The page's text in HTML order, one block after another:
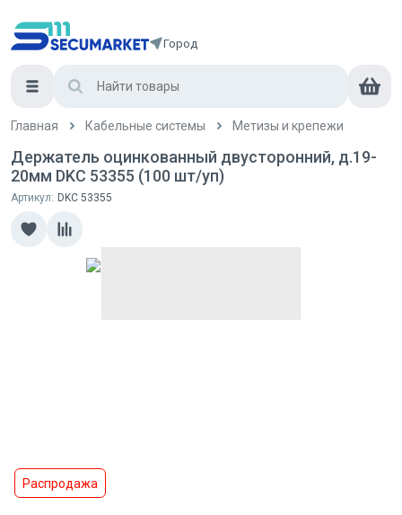
Город
Главная Кабельные системы Метизы и крепежи
Держатель оцинкованный двусторонний, д.19-
20мм DKC 53355 (100 шт/уп)
Артикул: DKC 53355
Распродажа